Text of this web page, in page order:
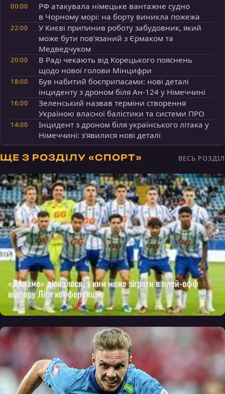
00:00
РФ атакувала німецьке вантажне судно
в Чорному морі: на борту виникла пожежа
22:00
У Києві припинив роботу забудовник, який
може бути пов’язаний з Єрмаком та
Медведчуком
20:00
В Раді чекають від Корецького пояснень
щодо нової голови Мінцифри
18:00
Був набитий боєприпасами: нові деталі
інциденту з дроном біля Ан-124 у Німеччині
16:00
Зеленський назвав терміни створення
Україною власної балістики та системи ПРО
14:00
Інцидент з дроном біля українського літака у
Німеччині: з'явилися нові деталі
ЩЕ З РОЗДІЛУ «СПОРТ» ВЕСЬ РОЗДІЛ
«Динамо» дізналося, з ким може зіграти в плей-офф
відбору Ліги конференцій
3 серпня